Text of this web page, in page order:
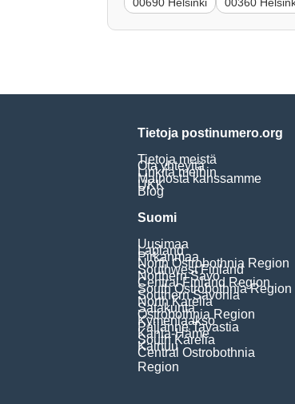
Tietoja postinumero.org
Tietoja meistä
Ota yhteyttä
Linkitä meihin
Mainosta kanssamme
UKK
Blog
Suomi
Uusimaa
Lapland
Pirkanmaa
North Ostrobothnia Region
Southwest Finland
Northern Savo
Central Finland Region
South Ostrobothnia Region
Southern Savonia
North Karelia
Satakunta
Ostrobothnia Region
Kymenlaakso
Päijänne Tavastia
Kanta-Häme
South Karelia
Kainuu
Central Ostrobothnia
Region